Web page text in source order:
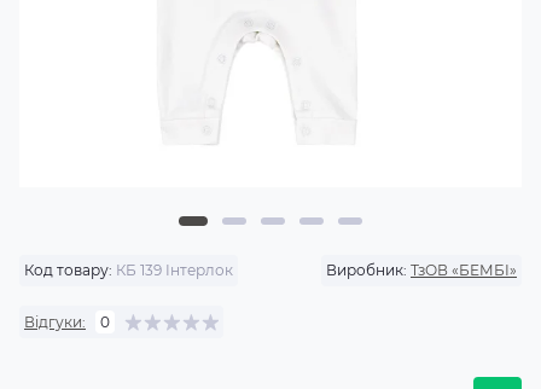
Код товару: КБ 139 Інтерлок Виробник: ТзОВ «БЕМБІ»
Відгуки: 0